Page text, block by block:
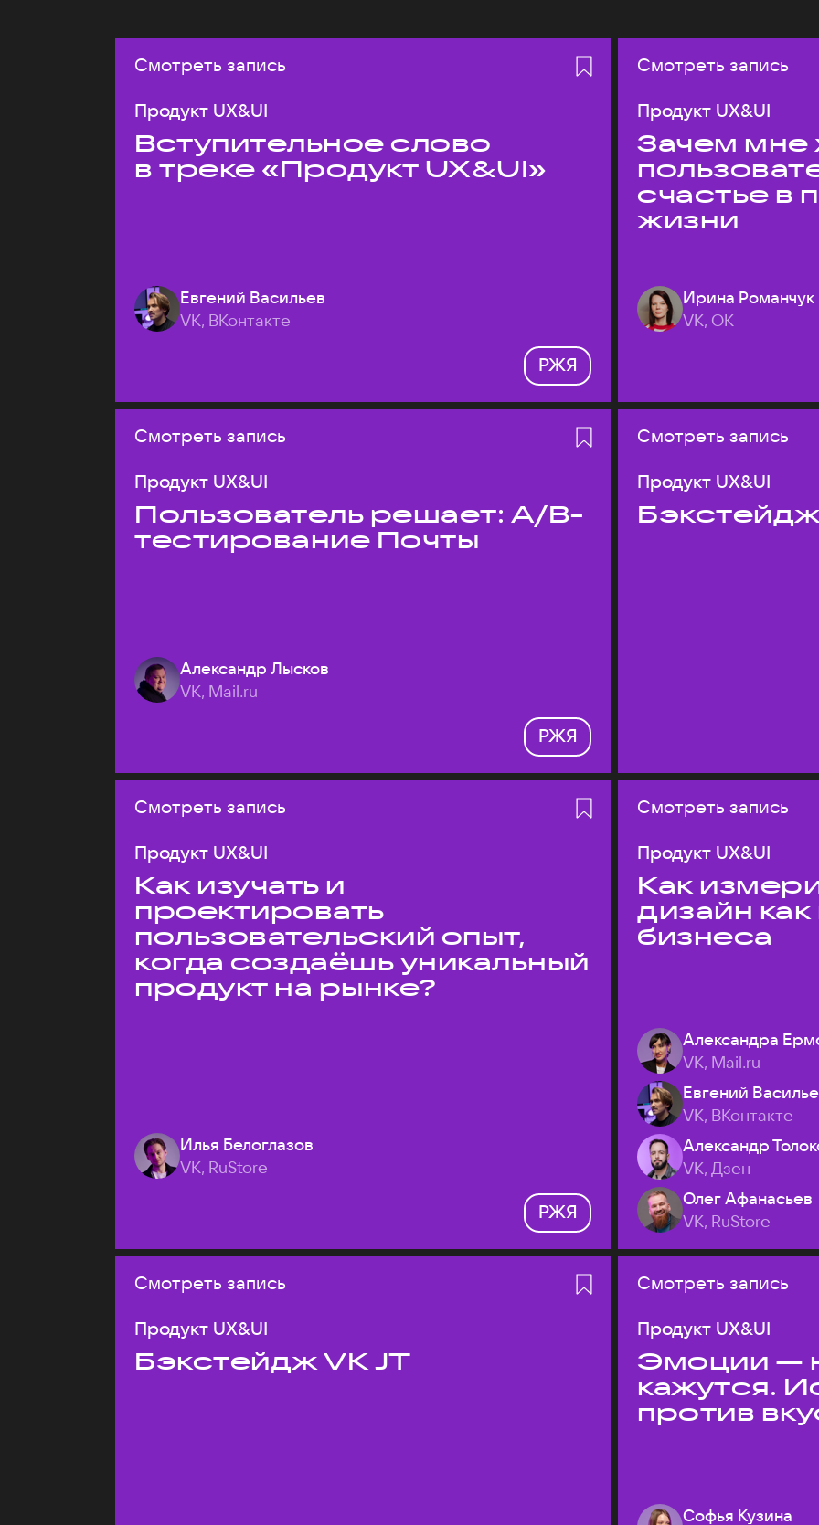
Смотреть запись
Продукт UX&UI
Вступительное слово
в треке «Продукт UX&UI»
Евгений Васильев
VK, ВКонтакте
РЖЯ
Смотреть запись
Продукт UX&UI
Зачем мне
счастье в
жизни
Ирина Романчук
VK, ОК
Смотреть запись
Продукт UX&UI
Пользователь решает: A/B-
тестирование Почты
Александр Лысков
VK, Mail.ru
РЖЯ
Смотреть запись
Продукт UX&UI
Бэкстейдж
Смотреть запись
Продукт UX&UI
Как изучать и
проектировать
пользовательский опыт,
когда создаёшь уникальный
продукт на рынке?
Илья Белоглазов
VK, RuStore
РЖЯ
Смотреть запись
Продукт UX&UI
Как
дизайн
бизнеса
Александра
VK, Mail.ru
Евгений
VK, ВКонтакте
Александр
VK, Дзен
Олег Афанасьев
VK, RuStore
Смотреть запись
Продукт UX&UI
Бэкстейдж VK JT
Смотреть запись
Продукт UX&UI
Эмоции —
кажутся.
против
Софья Кузина